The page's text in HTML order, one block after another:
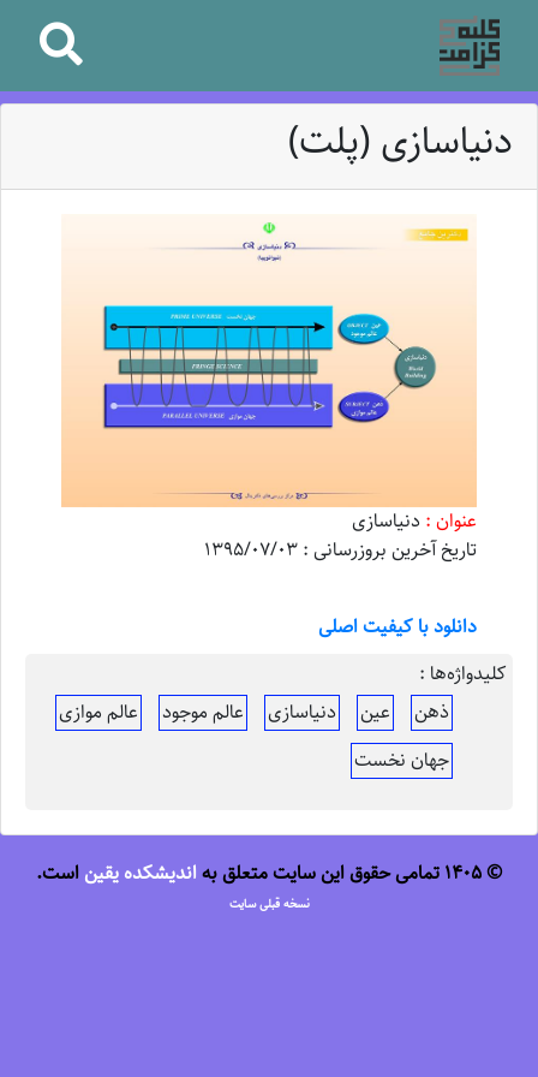
دنیاسازی (پلت)
عنوان : دنیاسازی
تاریخ آخرین بروزرسانی : 1395/07/03
دانلود با کیفیت اصلی
کلیدواژه‌ها :
ذهن
عین دنیاسازی عالم موجود
عالم موازی
جهان نخست
© 1405 تمامی حقوق این سایت متعلق به اندیشکده یقین است.
نسخه قبلی سایت